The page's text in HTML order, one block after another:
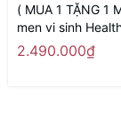
( MUA 1 TẶNG 1
men vi sinh
EX cao cấp (hộp
Hàng Nhật nội địa
2.490.000₫